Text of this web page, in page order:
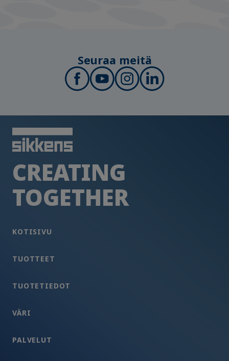
Seuraa meitä
CREATING
TOGETHER
KOTISIVU
TUOTTEET
TUOTETIEDOT
VÄRI
PALVELUT